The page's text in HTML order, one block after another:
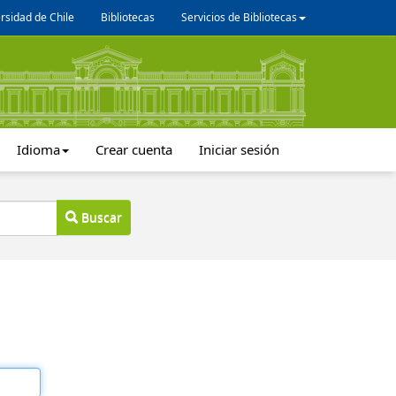
de Chile Bibliotecas Servicios de Bibliotecas
Idioma Crear cuenta Iniciar sesión
Buscar